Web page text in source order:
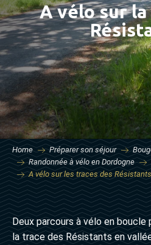
A vélo sur
Home Préparer son séjour
Randonnée à vélo en Dordogne
A vélo sur les traces des Résistants
Deux parcours à vélo en
la trace des Résistants en